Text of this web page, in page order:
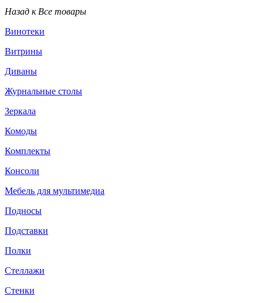
Назад к Все товары
Винотеки
Витрины
Диваны
Журнальные столы
Зеркала
Комоды
Комплекты
Консоли
Мебель для мультимедиа
Подносы
Подставки
Полки
Стеллажи
Стенки